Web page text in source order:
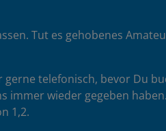
Tut es gehobenes
telefonisch, bevor Du
immer wieder gegeben
1,2.